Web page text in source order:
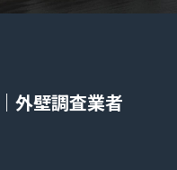
外壁調査業者